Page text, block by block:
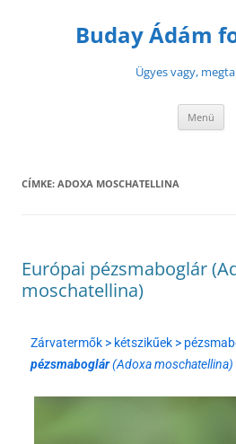
Buday Ádám
Ügyes vagy,
Menü
CÍMKE: ADOXA MOSCHATELLINA
Európai pézsmaboglár
moschatellina)
Zárvatermők > kétszikűek >
pézsmaboglár(Adoxa moschatellina)